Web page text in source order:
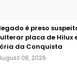
é preso
placa de Hilux
da Conquista
08, 2026